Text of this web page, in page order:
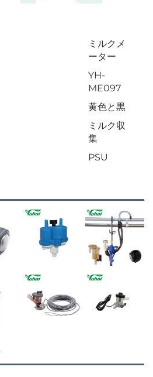
ミルクメ
ーター
YH-
ME097
黄色と黒
ミルク収
集
PSU